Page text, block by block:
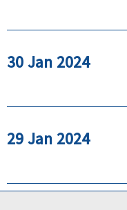
30 Jan 2024
29 Jan 2024